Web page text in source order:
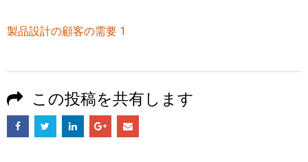
製品設計の顧客の需要 1
この投稿を共有します